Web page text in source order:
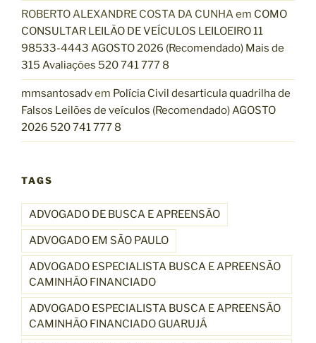
ROBERTO ALEXANDRE COSTA DA CUNHAem COMO
CONSULTAR LEILÃO DE VEÍCULOS LEILOEIRO 11
98533-4443 AGOSTO 2026 (Recomendado) Mais de
315 Avaliações 520 741 777 8
mmsantosadvem Polícia Civil desarticula quadrilha de
Falsos Leilões de veículos (Recomendado) AGOSTO
2026 520 741 777 8
TAGS
ADVOGADO DE BUSCA E APREENSÃO
ADVOGADO EM SÃO PAULO
ADVOGADO ESPECIALISTA BUSCA E APREENSÃO
CAMINHÃO FINANCIADO
ADVOGADO ESPECIALISTA BUSCA E APREENSÃO
CAMINHÃO FINANCIADO GUARUJÁ